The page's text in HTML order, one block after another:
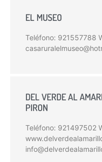
EL MUSEO
Teléfono: 921557788
DEL VERDE AL
PIRON
Teléfono: 921497502